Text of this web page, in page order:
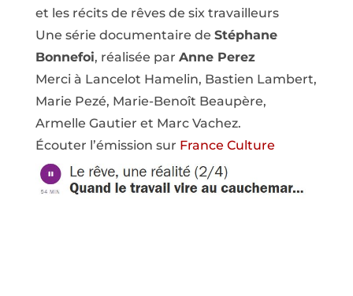
et les récits de rêves de six travailleurs
Une série documentaire de Stéphane
Bonnefoi, réalisée par Anne Perez
Merci à Lancelot Hamelin, Bastien Lambert,
Marie Pezé, Marie-Benoît Beaupère,
Armelle Gautier et Marc Vachez.
Écouter l’émission sur France Culture